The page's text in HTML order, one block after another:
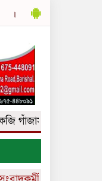
মাদক ব্যবসায়ী